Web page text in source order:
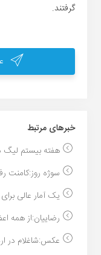
گرفتند.
خبر‌های مرتبط
هفته بیستم لیگ دو/
سوژه روز:کامنت
یک آمار عالی برای
رضاییان:از همه
عکس:شاغلام در